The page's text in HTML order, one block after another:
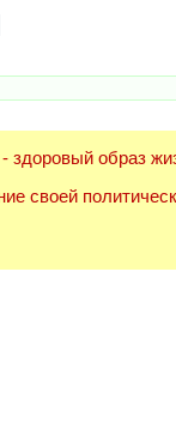
образ
своей